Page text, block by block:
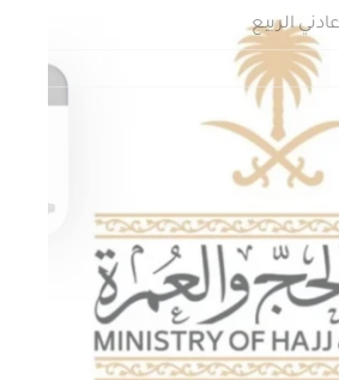
الاجتماعية بنجران تنفذ مشروعي
الإيجارات بدعم من منصة ديم للمنح
الربيع